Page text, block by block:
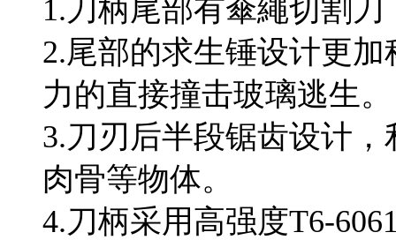
1.刀柄尾部有傘繩切割刀
2.尾部的求生锤设计更
力的直接撞击玻璃逃生。
3.刀刃后半段锯齿设计
肉骨等物体。
4.刀柄采用高强度T6-